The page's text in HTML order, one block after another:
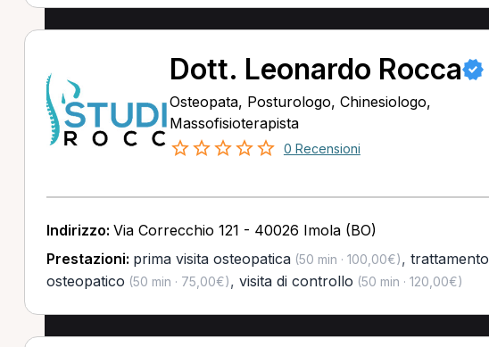
Dott. Leonardo Rocca
Osteopata, Posturologo, Chinesiologo,
Massofisioterapista
0 Recensioni
Indirizzo: Via Correcchio 121 - 40026 Imola (BO)
Prestazioni: prima visita osteopatica(50 min · 100,00€), trattamento
osteopatico (50 min · 75,00€), visita di controllo (50 min · 120,00€)